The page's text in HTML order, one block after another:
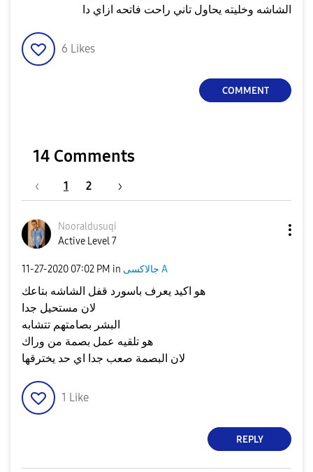
الشاشه وخليته يحاول تاني راحت فاتحه ازاي دا
6 Likes
COMMENT
14 Comments
1 2
Nooraldusuqi
Active Level 7
‎11-27-2020 07:02 PM in جالاكسى A
هو اكيد يعرف باسورد قفل الشاشه بتاعك
لان مستحيل جدا
البشر بصامتهم تتشابه
هو تلقيه عمل بصمة من وراك
لان البصمة صعب جدا اي حد يخترقها
1 Like
REPLY